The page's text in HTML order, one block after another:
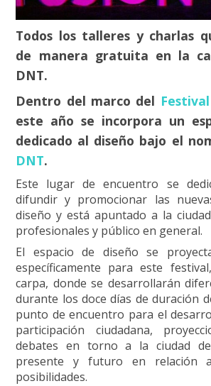
Todos los talleres y charlas
de manera gratuita en la
DNT.
Dentro del marco del
este año se incorpora un
dedicado al diseño bajo el
DNT.
Este lugar de encuentro se
difundir y promocionar las
diseño y está apuntado a la
profesionales y público en general.
El espacio de diseño se
específicamente para este
carpa, donde se desarrollarán
durante los doce días de duración
punto de encuentro para el
participación ciudadana,
debates en torno a la ciudad
presente y futuro en relación
posibilidades.